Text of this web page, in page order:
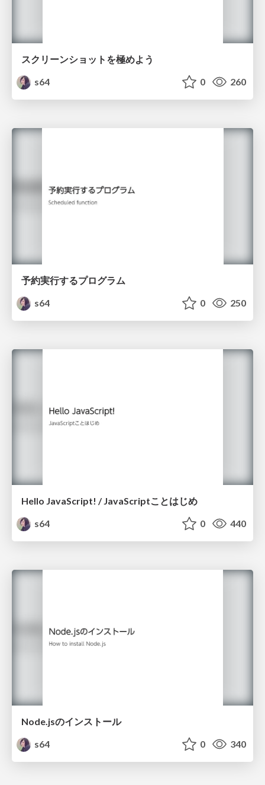
スクリーンショットを極めよう
s64
0 260
予約実行するプログラム
s64
0 250
Hello JavaScript! / JavaScriptことはじめ
s64
0 440
Node.jsのインストール
s64
0 340